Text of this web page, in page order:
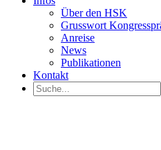
Über den HSK
Grusswort
Anreise
News
Publikationen
Kontakt